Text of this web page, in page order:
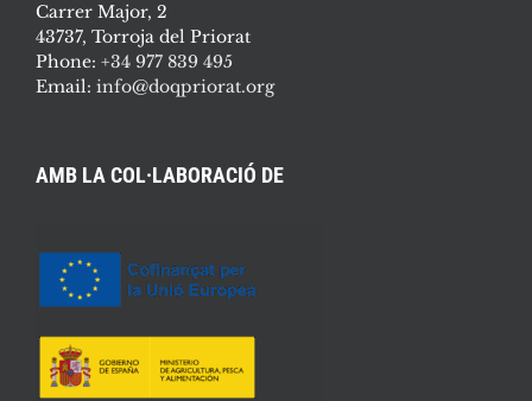
Carrer Major, 2
43737, Torroja del Priorat
Phone: +34 977 839 495
Email: info@doqpriorat.org
AMB LA COL·LABORACIÓ DE